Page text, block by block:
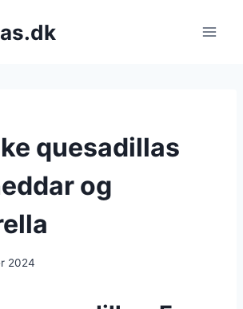
quesadillas
og
2024